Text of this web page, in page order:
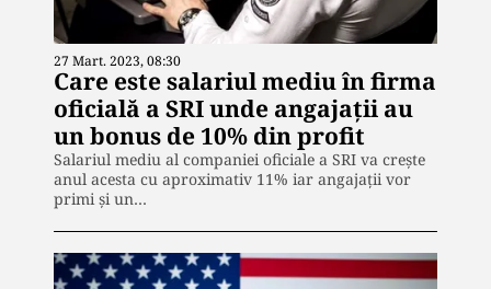
27 Mart. 2023, 08:30
Care este salariul mediu în firma
oficială a SRI unde angajații au
un bonus de 10% din profit
Salariul mediu al companiei oficiale a SRI va crește
anul acesta cu aproximativ 11% iar angajații vor
primi și un…